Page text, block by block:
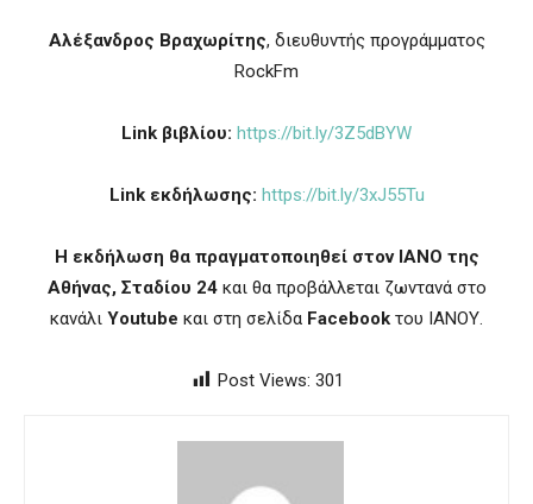
Αλέξανδρος Βραχωρίτης, διευθυντής προγράμματος
RockFm
Link βιβλίου: https://bit.ly/3Z5dBYW
Link εκδήλωσης: https://bit.ly/3xJ55Tu
Η εκδήλωση θα πραγματοποιηθεί στον ΙΑΝΟ της
Αθήνας, Σταδίου 24 και θα προβάλλεται ζωντανά στο
κανάλι Youtube και στη σελίδα Facebook του ΙΑΝΟΥ.
Post Views: 301